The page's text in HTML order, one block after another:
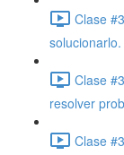
Clase
Clase
resolver
Clase